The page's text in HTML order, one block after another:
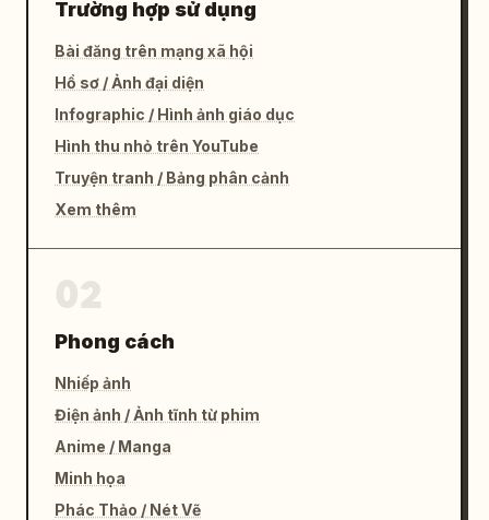
Trường hợp sử dụng
Bài đăng trên mạng xã hội
Hồ sơ / Ảnh đại diện
Infographic / Hình ảnh giáo dục
Hình thu nhỏ trên YouTube
Truyện tranh / Bảng phân cảnh
Xem thêm
Phong cách
Nhiếp ảnh
Điện ảnh / Ảnh tĩnh từ phim
Anime / Manga
Minh họa
Phác Thảo / Nét Vẽ